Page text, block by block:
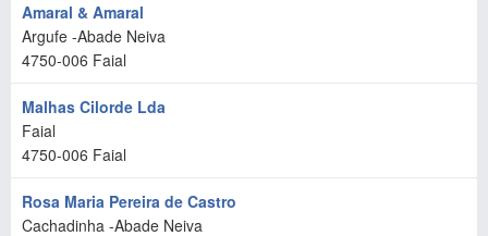
Amaral & Amaral
Argufe -Abade Neiva
4750-006 Faial
Malhas Cilorde Lda
Faial
4750-006 Faial
Rosa Maria Pereira de Castro
Cachadinha -Abade Neiva